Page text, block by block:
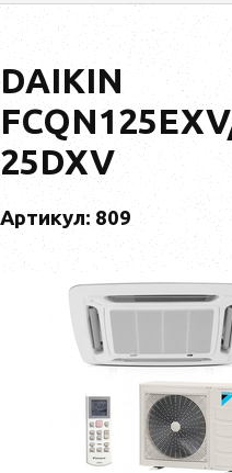
DAIKIN
25DXV
Артикул: 809